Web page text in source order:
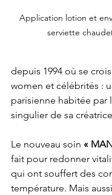
Application lotion et
serviette
depuis 1994 où se
women et célébrités :
parisienne habitée par
singulier de sa
Le nouveau soin «
fait pour redonner
qui ont souffert des
température. Mais